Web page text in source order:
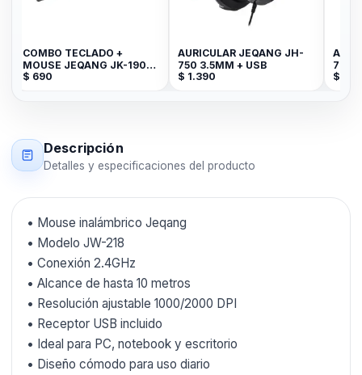
COMBO TECLADO +
MOUSE JEQANG JK-1905
GBT-14081-2010
$ 690
AURICULAR JEQANG JH-
750 3.5MM + USB
$ 1.390
760
$
Descripción
Detalles y especificaciones del producto
• Mouse inalámbrico Jeqang
• Modelo JW-218
• Conexión 2.4GHz
• Alcance de hasta 10 metros
• Resolución ajustable 1000/2000 DPI
• Receptor USB incluido
• Ideal para PC, notebook y escritorio
• Diseño cómodo para uso diario